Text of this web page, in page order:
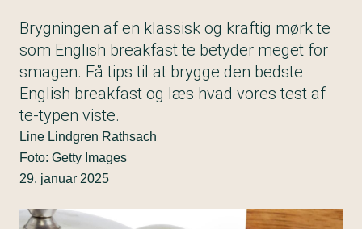
Brygningen af en klassisk og kraftig mørk te
som English breakfast te betyder meget for
smagen. Få tips til at brygge den bedste
English breakfast og læs hvad vores test af
te-typen viste.
Line Lindgren Rathsach
Foto: Getty Images
29. januar 2025